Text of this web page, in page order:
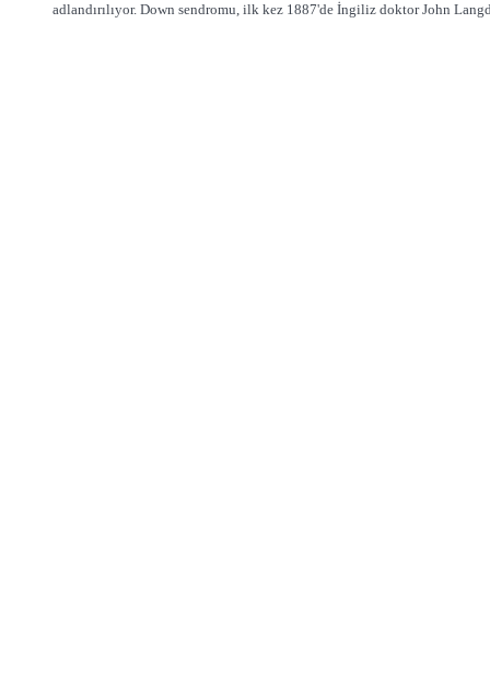
adlandırılıyor. Down sendromu, ilk kez 1887'de İngiliz doktor John